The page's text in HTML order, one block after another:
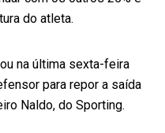
do atleta.
na última sexta-feira
para repor a saída
Naldo, do Sporting.